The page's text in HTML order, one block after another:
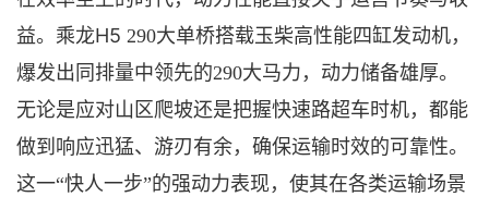
益。乘龙H5 290大单桥搭载玉柴高性能四缸发动机，
爆发出同排量中领先的290大马力，动力储备雄厚。
无论是应对山区爬坡还是把握快速路超车时机，都能
做到响应迅猛、游刃有余，确保运输时效的可靠性。
这一“快人一步”的强动力表现，使其在各类运输场景